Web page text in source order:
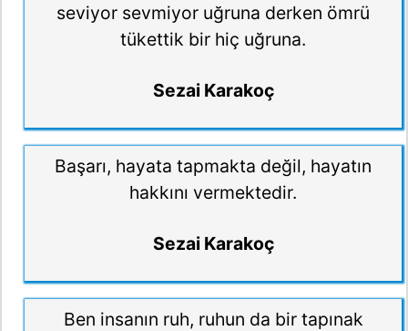
seviyor sevmiyor uğruna derken ömrü
tükettik bir hiç uğruna.
Sezai Karakoç
Başarı, hayata tapmakta değil, hayatın
hakkını vermektedir.
Sezai Karakoç
Ben insanın ruh, ruhun da bir tapınak